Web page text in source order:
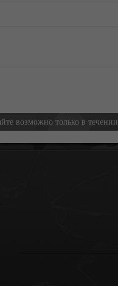
возможно только в